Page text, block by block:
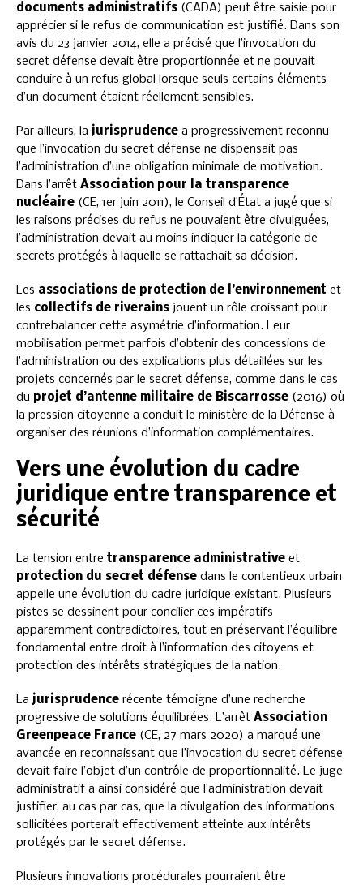
documents administratifs (CADA) peut être saisie pour
apprécier si le refus de communication est justifié. Dans son
avis du 23 janvier 2014, elle a précisé que l’invocation du
secret défense devait être proportionnée et ne pouvait
conduire à un refus global lorsque seuls certains éléments
d’un document étaient réellement sensibles.
Par ailleurs, la jurisprudence a progressivement reconnu
que l’invocation du secret défense ne dispensait pas
l’administration d’une obligation minimale de motivation.
Dans l’arrêt Association pour la transparence
nucléaire (CE, 1er juin 2011), le Conseil d’État a jugé que si
les raisons précises du refus ne pouvaient être divulguées,
l’administration devait au moins indiquer la catégorie de
secrets protégés à laquelle se rattachait sa décision.
Les associations de protection de l’environnement et
les collectifs de riverains jouent un rôle croissant pour
contrebalancer cette asymétrie d’information. Leur
mobilisation permet parfois d’obtenir des concessions de
l’administration ou des explications plus détaillées sur les
projets concernés par le secret défense, comme dans le cas
du projet d’antenne militaire de Biscarrosse (2016) où
la pression citoyenne a conduit le ministère de la Défense à
organiser des réunions d’information complémentaires.
Vers une évolution du cadre
juridique entre transparence et
sécurité
La tension entre transparence administrative et
protection du secret défense dans le contentieux urbain
appelle une évolution du cadre juridique existant. Plusieurs
pistes se dessinent pour concilier ces impératifs
apparemment contradictoires, tout en préservant l’équilibre
fondamental entre droit à l’information des citoyens et
protection des intérêts stratégiques de la nation.
La jurisprudence récente témoigne d’une recherche
progressive de solutions équilibrées. L’arrêt Association
Greenpeace France (CE, 27 mars 2020) a marqué une
avancée en reconnaissant que l’invocation du secret défense
devait faire l’objet d’un contrôle de proportionnalité. Le juge
administratif a ainsi considéré que l’administration devait
justifier, au cas par cas, que la divulgation des informations
sollicitées porterait effectivement atteinte aux intérêts
protégés par le secret défense.
Plusieurs innovations procédurales pourraient être